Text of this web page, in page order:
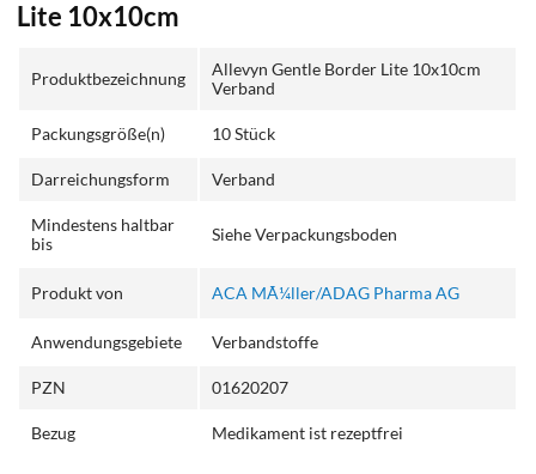
Lite 10x10cm
Produktbezeichnung
Allevyn Gentle Border Lite 10x10cm
Verband
Packungsgröße(n) 10 Stück
Darreichungsform Verband
Mindestens haltbar
bis
Siehe Verpackungsboden
Produkt von ACA MÃ¼ller/ADAG Pharma AG
Anwendungsgebiete Verbandstoffe
PZN 01620207
Bezug Medikament ist rezeptfrei